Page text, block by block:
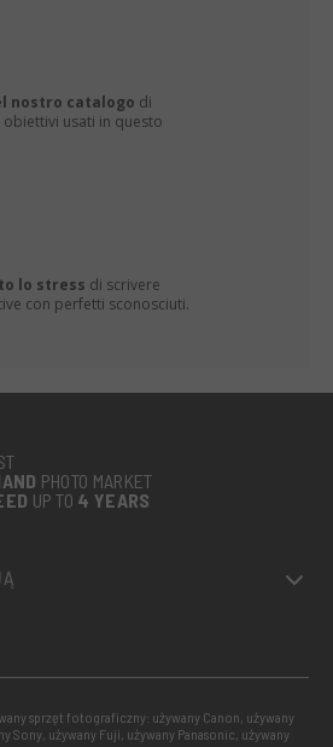
nostro catalogo di
usati in questo
lo stress di scrivere
con perfetti sconosciuti.
PHOTO MARKET
UP TO 4 YEARS
sprzęt fotograficzny: używany Canon, używany
Sony, używany Fuji, używany Panasonic, używany